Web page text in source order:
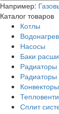
Например:
Каталог товаров
Котлы
Насосы
Баки
Радиаторы
Конвекторы
Сплит